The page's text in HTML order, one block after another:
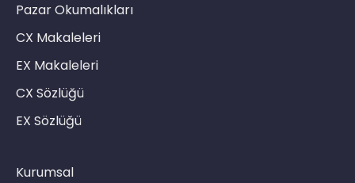
Pazar Okumalıkları
CX Makaleleri
EX Makaleleri
CX Sözlüğü
EX Sözlüğü
Kurumsal